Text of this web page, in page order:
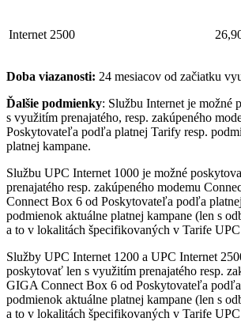
Internet 2500
Doba viazanosti: 24 mesiacov od začiatku
Ďalšie podmienky: Službu Internet je možné
s využitím prenajatého, resp. zakúpeného
Poskytovateľa podľa platnej Tarify resp.
platnej kampane.
Službu UPC Internet 1000 je možné
prenajatého resp. zakúpeného modemu
Connect Box 6 od Poskytovateľa podľa
podmienok aktuálne platnej kampane (len s
a to v lokalitách špecifikovaných v Tarife
Služby UPC Internet 1200 a UPC Internet
poskytovať len s využitím prenajatého resp.
GIGA Connect Box 6 od Poskytovateľa
podmienok aktuálne platnej kampane (len s
a to v lokalitách špecifikovaných v Tarife